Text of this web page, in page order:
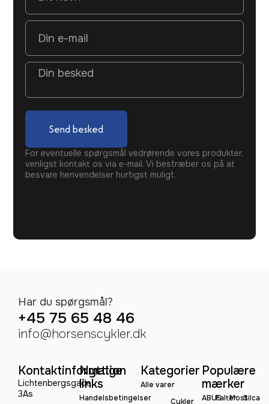
Send besked
For eventuelle spørgsmål vedrørende vores produkter,
venligst kontakt os via e-mail. Vi bestræber os på at
besvare henvendelser hurtigst muligt.
Har du spørgsmål?
+45 75 65 48 46
info@horsenscykler.dk
Kontaktinformation
Lichtenbergsgade
3As
Nyttige
links
Handelsbetingelser
Kategorier
Alle varer
Cykler
Populære
mærker
ABUSFalterMostSilca